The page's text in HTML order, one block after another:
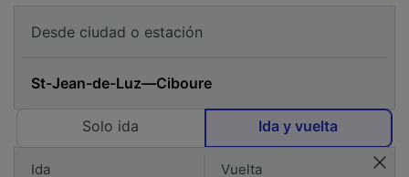
Solo ida Ida y vuelta
Ida Vuelta